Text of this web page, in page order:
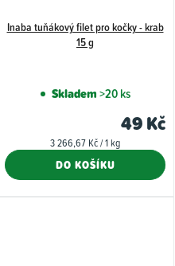
Inaba tuňákový filet pro kočky - krab
15 g
Skladem>20 ks
49 Kč
Měrná
3 266,67 Kč / 1 kg
DO KOŠÍKU